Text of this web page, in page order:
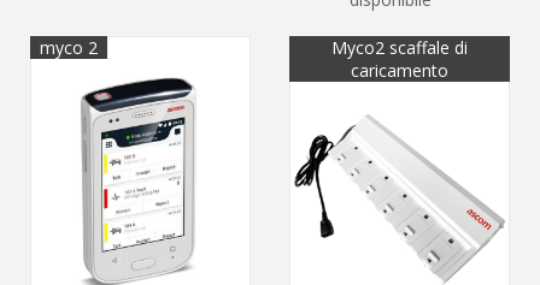
myco 2
Myco2 scaffale di
caricamento